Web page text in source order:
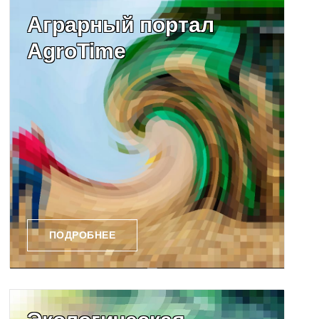
Аграрный портал
AgroTime
ПОДРОБНЕЕ